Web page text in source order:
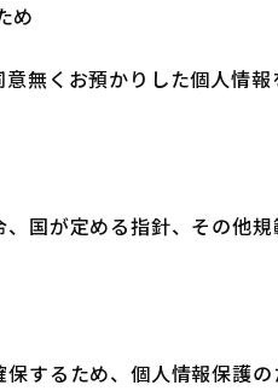
め
無くお預かりした個人情
国が定める指針、その他規
するため、個人情報保護